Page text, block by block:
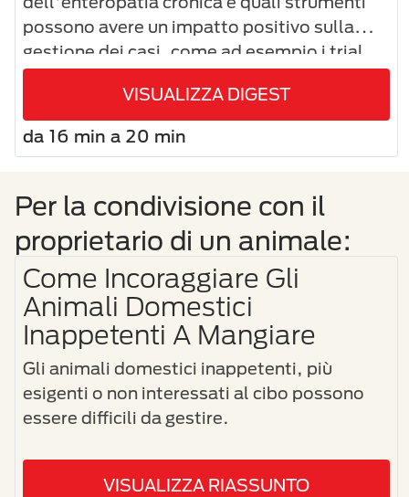
possono avere un impatto positivo sulla
gestione dei casi, come ad esempio i trial
dietetici e il trasferimento del microbiota
VISUALIZZA DIGEST
da 16 min a 20 min
Per la condivisione con il
proprietario di un animale:
Come Incoraggiare Gli
Animali Domestici
Inappetenti A Mangiare
Gli animali domestici inappetenti, più
esigenti o non interessati al cibo possono
essere difficili da gestire.
VISUALIZZA RIASSUNTO